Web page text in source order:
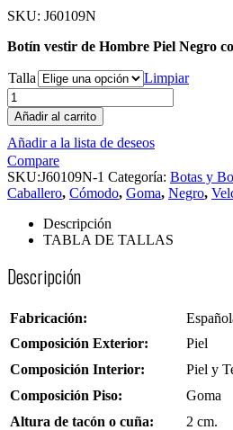
SKU: J60109N
Botín vestir de Hombre Piel Negro
Talla Limpiar
Añadir al carrito
Añadir a la lista de deseos
Compare
SKU:J60109N-1 Categoría: Botas y
Caballero, Cómodo, Goma, Negro,
Descripción
TABLA DE TALLAS
Descripción
Fabricación:
Composición Exterior:
Piel
Composición Interior:
Piel y
Composición Piso:
Goma
Altura de tacón o cuña:
2 cm.